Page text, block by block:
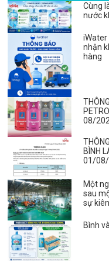
Cùng
nước
iWater
nhận
hàng
08/
BÌNH
01/
Một
sau
sự
Bình